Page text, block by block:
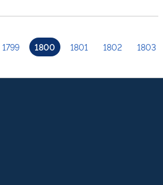
1799 1800 1801 1802 1803